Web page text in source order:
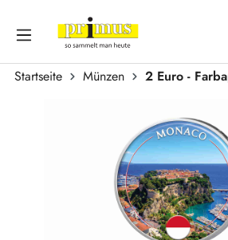
Zum Hauptinhalt springen
Startseite Münzen
2 Euro -